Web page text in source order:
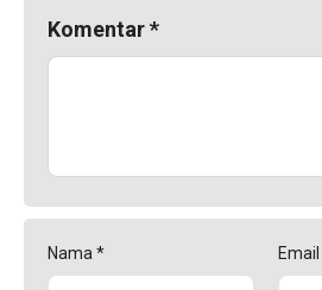
Komentar*
Nama * Email